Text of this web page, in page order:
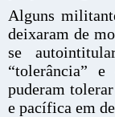
Alguns
deixaram de
se
“tolerância” e
puderam
e pacífica em